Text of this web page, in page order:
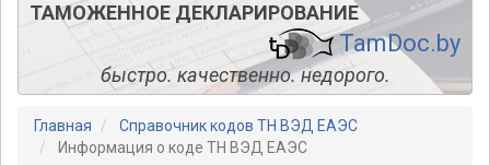
ТАМОЖЕННОЕ ДЕКЛАРИРОВАНИЕ
TamDoc.by
быстро. качественно. недорого.
Главная
Справочник кодов ТН ВЭД ЕАЭС
Информация о коде ТН ВЭД ЕАЭС